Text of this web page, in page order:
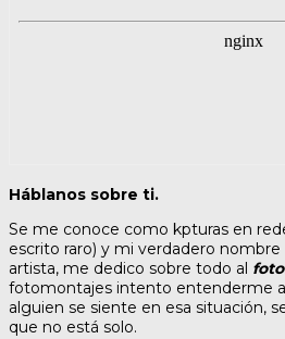
Háblanos sobre ti.
Se me conoce como kpturas en
escrito raro) y mi verdadero nombre
artista, me dedico sobre todo al
fotomontajes intento entenderme
alguien se siente en esa situación,
que no está solo.